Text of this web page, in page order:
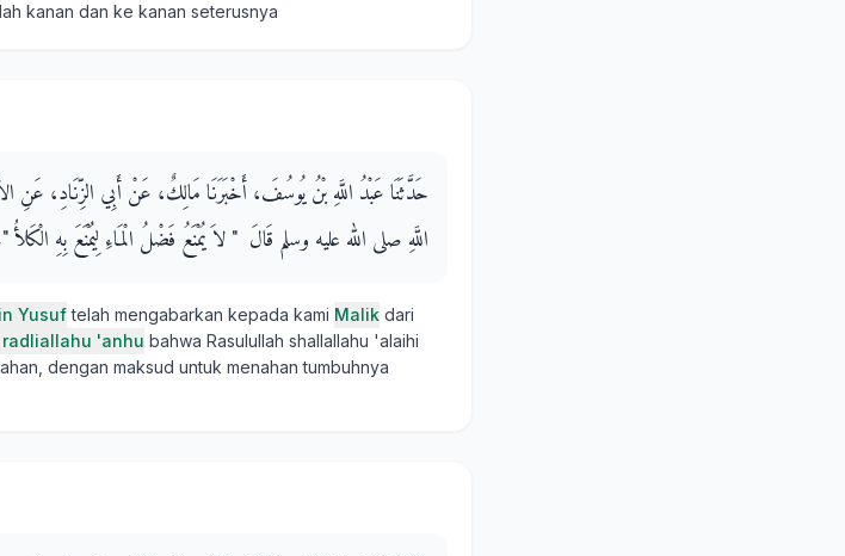
kanan dan ke kanan seterusnya
حَدَّثَنَا عَبْدُ اللَّهِ بْنُ يُوسُفَ، أَخْبَرَنَا مَالِكٌ، عَنْ أَبِي الزِّنَادِ،
اللَّهِ صلى الله عليه وسلم قَالَ ‏ "‏ لاَ يُمْنَعُ فَضْلُ الْمَاءِ لِيُمْنَعَ بِهِ الْكَلأُ
Yusuftelah mengabarkan kepada kami Malik dari
radliallahu 'anhu bahwa Rasulullah shallallahu 'alaihi
dengan maksud untuk menahan tumbuhnya